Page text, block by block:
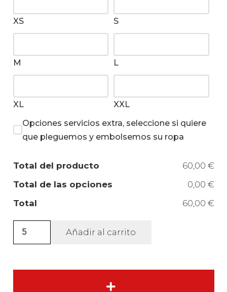
XS S
M L
XL
XXL
Opciones servicios extra, seleccione si quiere
que pleguemos y embolsemos su ropa
Total del producto
60,00 €
Total de las opciones
0,00 €
Total
60,00 €
Polo
hombre
Añadir al carrito